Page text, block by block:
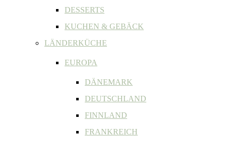
DESSERTS
KUCHEN & GEBÄCK
LÄNDERKÜCHE
EUROPA
DÄNEMARK
DEUTSCHLAND
FINNLAND
FRANKREICH